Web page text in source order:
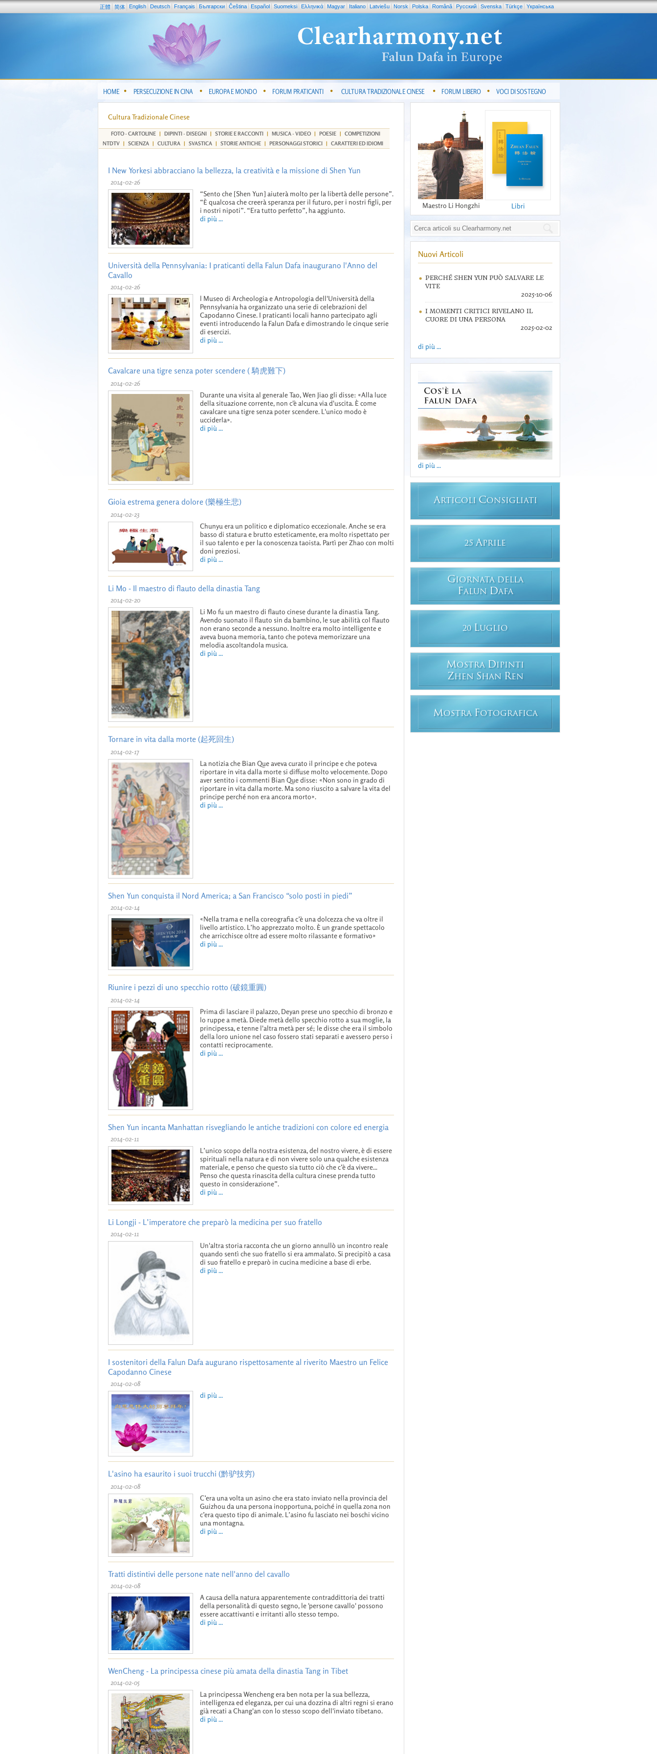
正體 简体 English Deutsch Français Български Čeština Español Suomeksi Ελληνικά Magyar Italiano Latviešu Norsk Polska Română Pусский Svenska Türkçe Yкраїнська
HOME PERSECUZIONE IN CINA EUROPA E MONDO FORUM PRATICANTI CULTURA TRADIZIONALE CINESE FORUM LIBERO VOCI DI SOSTEGNO
Cultura Tradizionale Cinese
FOTO - CARTOLINE | DIPINTI - DISEGNI | STORIE E RACCONTI | MUSICA - VIDEO | POESIE | COMPETIZIONI
NTDTV | SCIENZA | CULTURA | SVASTICA | STORIE ANTICHE | PERSONAGGI STORICI | CARATTERI ED IDIOMI
I New Yorkesi abbracciano la bellezza, la creatività e la missione di Shen Yun
2014-02-26
“Sento che [Shen Yun] aiuterà molto per la libertà delle persone”.
“È qualcosa che creerà speranza per il futuro, per i nostri figli, per
i nostri nipoti”. “Era tutto perfetto”, ha aggiunto.
di più ...
Università della Pennsylvania: I praticanti della Falun Dafa inaugurano l'Anno del
Cavallo
2014-02-26
l Museo di Archeologia e Antropologia dell'Università della
Pennsylvania ha organizzato una serie di celebrazioni del
Capodanno Cinese. I praticanti locali hanno partecipato agli
eventi introducendo la Falun Dafa e dimostrando le cinque serie
di esercizi.
di più ...
Cavalcare una tigre senza poter scendere ( 騎虎難下)
2014-02-26
Durante una visita al generale Tao, Wen Jiao gli disse: «Alla luce
della situazione corrente, non c'è alcuna via d'uscita. È come
cavalcare una tigre senza poter scendere. L'unico modo è
ucciderla».
di più ...
Gioia estrema genera dolore (樂極生悲)
2014-02-23
Chunyu era un politico e diplomatico eccezionale. Anche se era
basso di statura e brutto esteticamente, era molto rispettato per
il suo talento e per la conoscenza taoista. Partì per Zhao con molti
doni preziosi.
di più ...
Li Mo - Il maestro di flauto della dinastia Tang
2014-02-20
Li Mo fu un maestro di flauto cinese durante la dinastia Tang.
Avendo suonato il flauto sin da bambino, le sue abilità col flauto
non erano seconde a nessuno. Inoltre era molto intelligente e
aveva buona memoria, tanto che poteva memorizzare una
melodia ascoltandola musica.
di più ...
Tornare in vita dalla morte (起死回生)
2014-02-17
La notizia che Bian Que aveva curato il principe e che poteva
riportare in vita dalla morte si diffuse molto velocemente. Dopo
aver sentito i commenti Bian Que disse: «Non sono in grado di
riportare in vita dalla morte. Ma sono riuscito a salvare la vita del
principe perché non era ancora morto».
di più ...
Shen Yun conquista il Nord America; a San Francisco “solo posti in piedi”
2014-02-14
«Nella trama e nella coreografia c’è una dolcezza che va oltre il
livello artistico. L’ho apprezzato molto. È un grande spettacolo
che arricchisce oltre ad essere molto rilassante e formativo»
di più ...
Riunire i pezzi di uno specchio rotto (破鏡重圓)
2014-02-14
Prima di lasciare il palazzo, Deyan prese uno specchio di bronzo e
lo ruppe a metà. Diede metà dello specchio rotto a sua moglie, la
principessa, e tenne l'altra metà per sé; le disse che era il simbolo
della loro unione nel caso fossero stati separati e avessero perso i
contatti reciprocamente.
di più ...
Shen Yun incanta Manhattan risvegliando le antiche tradizioni con colore ed energia
2014-02-11
L’unico scopo della nostra esistenza, del nostro vivere, è di essere
spirituali nella natura e di non vivere solo una qualche esistenza
materiale, e penso che questo sia tutto ciò che c’è da vivere...
Penso che questa rinascita della cultura cinese prenda tutto
questo in considerazione”.
di più ...
Li Longji - L’imperatore che preparò la medicina per suo fratello
2014-02-11
Un'altra storia racconta che un giorno annullò un incontro reale
quando sentì che suo fratello si era ammalato. Si precipitò a casa
di suo fratello e preparò in cucina medicine a base di erbe.
di più ...
I sostenitori della Falun Dafa augurano rispettosamente al riverito Maestro un Felice
Capodanno Cinese
2014-02-08
di più ...
L'asino ha esaurito i suoi trucchi (黔驴技穷)
2014-02-08
C’era una volta un asino che era stato inviato nella provincia del
Guizhou da una persona inopportuna, poiché in quella zona non
c’era questo tipo di animale. L’asino fu lasciato nei boschi vicino
una montagna.
di più ...
Tratti distintivi delle persone nate nell'anno del cavallo
2014-02-08
A causa della natura apparentemente contraddittoria dei tratti
della personalità di questo segno, le 'persone cavallo' possono
essere accattivanti e irritanti allo stesso tempo.
di più ...
WenCheng - La principessa cinese più amata della dinastia Tang in Tibet
2014-02-05
La principessa Wencheng era ben nota per la sua bellezza,
intelligenza ed eleganza, per cui una dozzina di altri regni si erano
già recati a Chang'an con lo stesso scopo dell'inviato tibetano.
di più ...
Maestro Li Hongzhi Libri
Nuovi Articoli
PERCHÉ SHEN YUN PUÒ SALVARE LE
VITE
2025-10-06
I MOMENTI CRITICI RIVELANO IL
CUORE DI UNA PERSONA
2025-02-02
di più ...
di più ...
ARTICOLI CONSIGLIATI
25 APRILE
GIORNATA DELLA
FALUN DAFA
20 LUGLIO
MOSTRA DIPINTI
ZHEN SHAN REN
MOSTRA FOTOGRAFICA